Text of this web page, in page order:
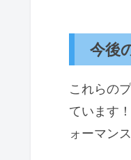
今後
これらの
ています
ォーマン